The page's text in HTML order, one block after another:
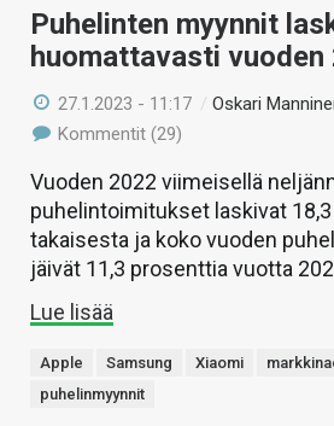
Puhelinten myynnit
huomattavasti vuoden
27.1.2023 - 11:17 /Oskari
Kommentit (29)
Vuoden 2022 viimeisellä
puhelintoimitukset laskivat
takaisesta ja koko vuoden
jäivät 11,3 prosenttia vuotta
Lue lisää
Apple Samsung Xiaomi
puhelinmyynnit